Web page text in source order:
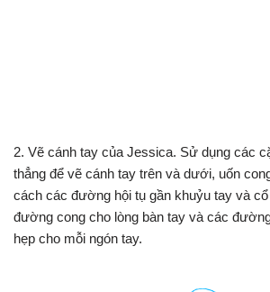
2. Vẽ cánh tay của Jessica. Sử dụng các
thẳng để vẽ cánh tay trên và dưới, uốn
cách các đường hội tụ gần khuỷu tay và
đường cong cho lòng bàn tay và các
hẹp cho mỗi ngón tay.